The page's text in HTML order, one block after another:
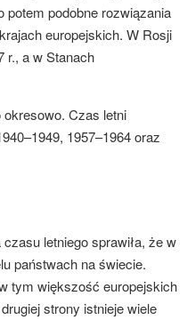
potem podobne rozwiązania
europejskich. W Rosji
r., a w Stanach
Czas letni
1957–1964 oraz
letniego sprawiła, że w
państwach na świecie.
tym większość europejskich
strony istnieje wiele